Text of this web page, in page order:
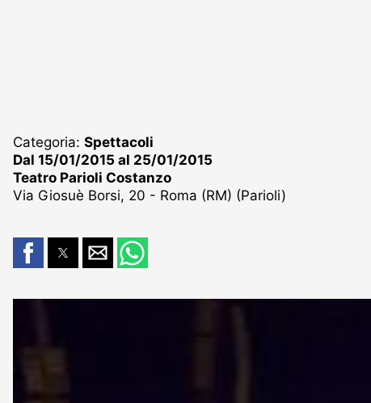
Categoria: Spettacoli
Dal 15/01/2015 al 25/01/2015
Teatro Parioli Costanzo
Via Giosuè Borsi, 20 - Roma (RM) (Parioli)